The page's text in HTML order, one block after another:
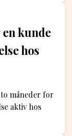
kunde
hos
måneder for
aktiv hos